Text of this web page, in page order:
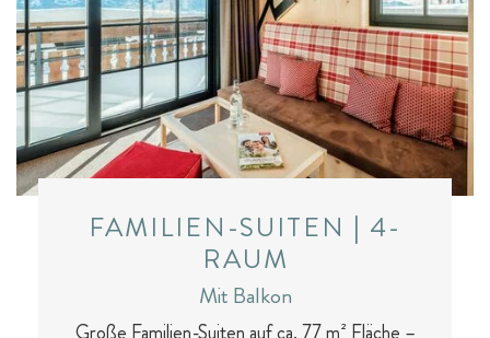
FAMILIEN-SUITEN | 4-
RAUM
Mit Balkon
Große Familien-Suiten auf ca. 77 m² Fläche –